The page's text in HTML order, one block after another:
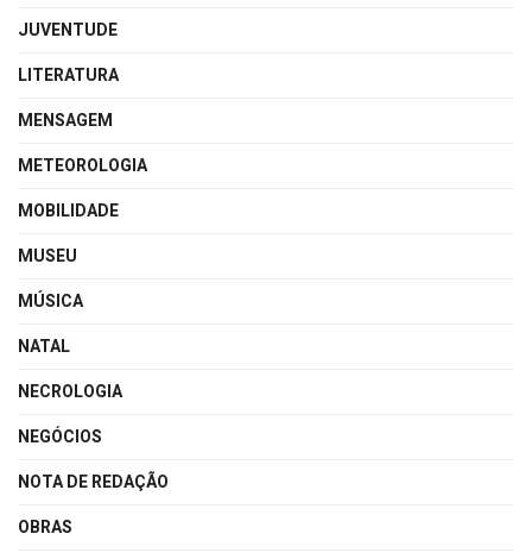
JUVENTUDE
LITERATURA
MENSAGEM
METEOROLOGIA
MOBILIDADE
MUSEU
MÚSICA
NATAL
NECROLOGIA
NEGÓCIOS
NOTA DE REDAÇÃO
OBRAS